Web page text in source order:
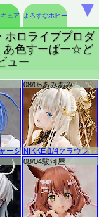
ュア よろずなホビー
ホロライブプロダ
あ色すーぱー☆ど
ュー
▼